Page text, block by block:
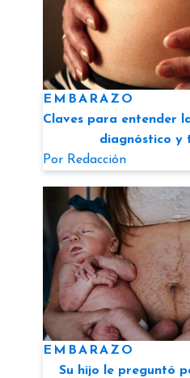
EMBARAZO
Claves para entender
diagnóstico y
Por Redacción
EMBARAZO
Su hijo le preguntó